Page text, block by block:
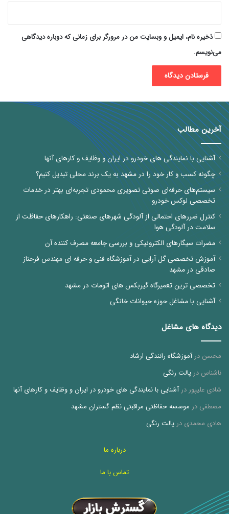
ذخیره نام، ایمیل و وبسایت من در مرورگر برای زمانی که دوباره دیدگاهی
می‌نویسم.
آخرین مطالب
آشنایی با نمایندگی های خودرو در ایران و وظایف و کارهای آنها
چگونه کسب و کار خود را در مشهد به یک برند محلی تبدیل کنیم؟
سیستم‌های حرفه‌ای صوتی تصویری محمودی تجربه‌ای بهتر در خدمات
تخصصی لوکس خودرو
کنترل ضررهای احتمالی از آلودگی شهرهای صنعتی: راهکارهای حفاظت از
سلامت در آلودگی هوا
مضرات سیگارهای الکترونیکی و بررسی جامعه مصرف کننده آن
آموزش تخصصی گل آرایی در آموزشگاه فنی و حرفه ای مهندس فرحناز
صادقی در مشهد
تخصصی ترین تعمیرگاه گیربکس های اتومات در مشهد
آشنایی با مشاغل حوزه حیوانات خانگی
دیدگاه های مشاغل
محسن درآموزشگاه رانندگی ارشاد
ناشناس درپالت رنگی
شادی علیپوردرآشنایی با نمایندگی های خودرو در ایران و وظایف و کارهای آنها
مصطفی در موسسه حفاظتی مراقبتی نظم گستران مشهد
هادی محمدی درپالت رنگی
درباره ما
تماس با ما